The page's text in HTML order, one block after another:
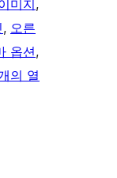
미지
, 오른
옵션
의 열